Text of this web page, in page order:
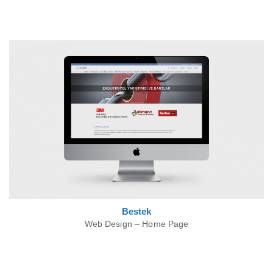
Bestek
Web Design – Home Page